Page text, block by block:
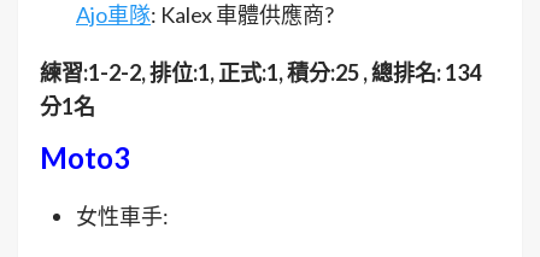
Ajo車隊: Kalex 車體供應商?
練習:1-2-2, 排位:1, 正式:1, 積分:25 , 總排名: 134
分1名
Moto3
女性車手: